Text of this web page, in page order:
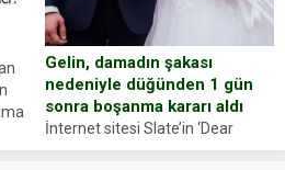
anlattı… Merkeze bağlı...
Gelin, damadın şakası
nedeniyle düğünden 1 gün
sonra boşanma kararı aldı
İnternet sitesi Slate’in ‘Dear
Prudence’ isimli tavsiye köşesine